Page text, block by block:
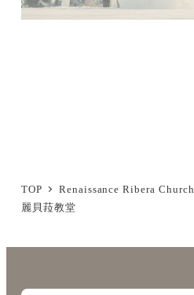
TOP
Renaissance Ribera Church
麗貝菈教堂